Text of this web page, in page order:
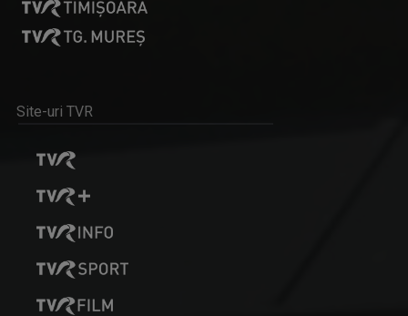
50 de minute cu cei mai buni specialiști din ...
Site-uri TVR